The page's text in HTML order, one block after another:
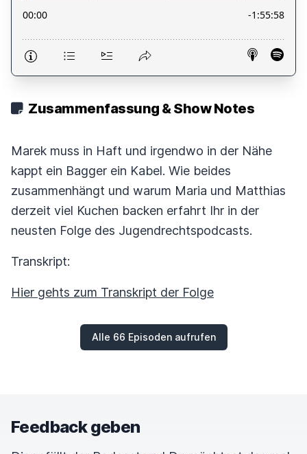
Zusammenfassung & Show Notes
Marek muss in Haft und irgendwo in der Nähe
kappt ein Bagger ein Kabel. Wie beides
zusammenhängt und warum Maria und Matthias
derzeit viel Kuchen backen erfahrt Ihr in der
neusten Folge des Jugendrechtspodcasts.
Transkript:
Hier gehts zum Transkript der Folge
Alle 66 Episoden aufrufen
Feedback geben